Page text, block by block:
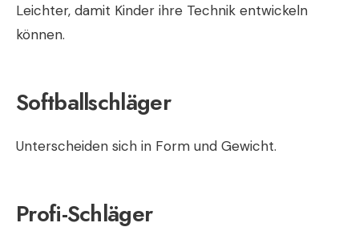
Leichter, damit Kinder ihre Technik entwickeln
können.
Softballschläger
Unterscheiden sich in Form und Gewicht.
Profi-Schläger